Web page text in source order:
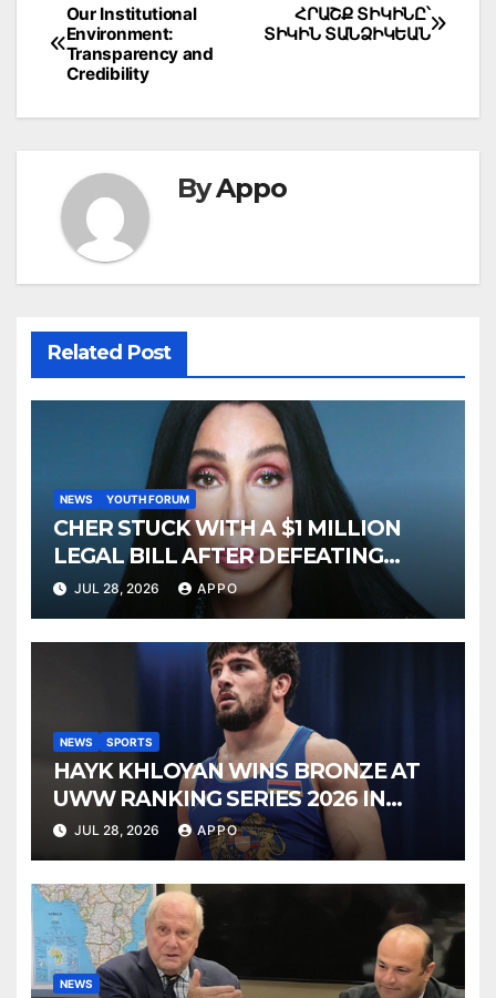
Post
navigation
ՀՐԱՇՔ ՏԻԿԻՆԸ՝
ՏԻԿԻՆ ՏԱՆՁԻԿԵԱՆ
Our Institutional
Environment:
Transparency and
Credibility
ByAppo
Related Post
NEWS YOUTH FORUM
CHER STUCK WITH A $1 MILLION
LEGAL BILL AFTER DEFEATING
SONNY BONO’S WIDOW
JUL 28, 2026 APPO
NEWS SPORTS
HAYK KHLOYAN WINS BRONZE AT
UWW RANKING SERIES 2026 IN
BUDAPEST
JUL 28, 2026 APPO
NEWS